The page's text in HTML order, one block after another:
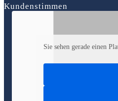
Kundenstimmen
Sie sehen gerade einen